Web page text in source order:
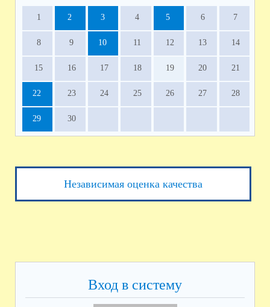
1 2 3 4 5 6 7
8 9 10 11 12 13 14
15 16 17 18 19 20 21
22 23 24 25 26 27 28
29 30
Независимая оценка качества
Вход в систему